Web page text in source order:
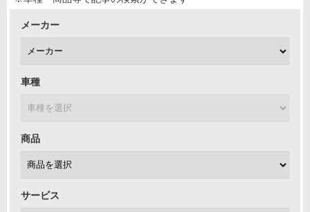
メーカー
車種
商品
サービス